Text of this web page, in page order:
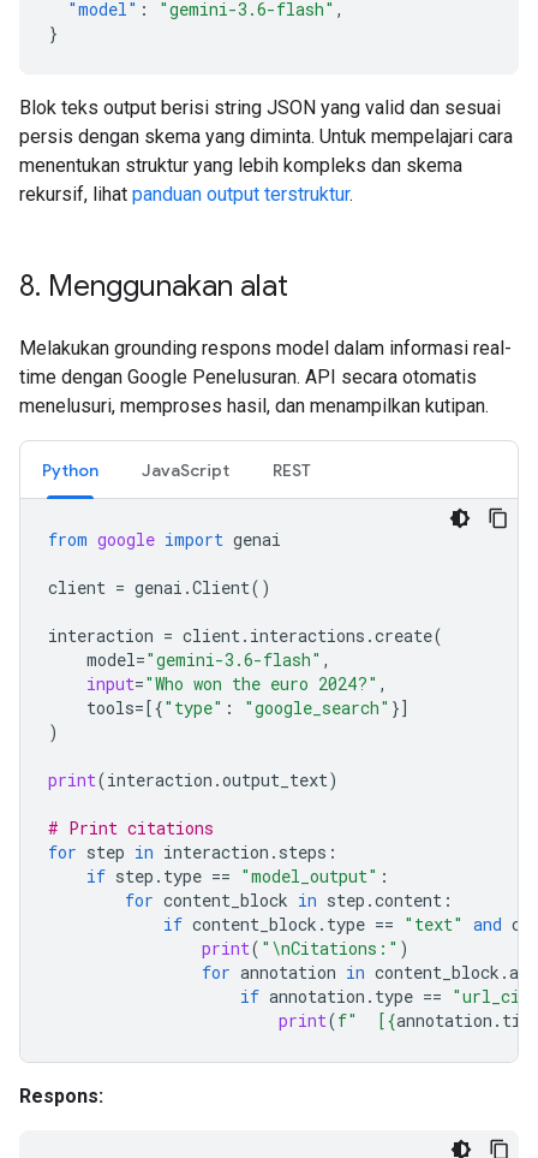
"model" : "gemini-3.6-flash" ,
}
Blok teks output berisi string JSON yang valid dan sesuai
persis dengan skema yang diminta. Untuk mempelajari cara
menentukan struktur yang lebih kompleks dan skema
rekursif, lihat panduan output terstruktur.
8. Menggunakan alat
Melakukan grounding respons model dalam informasi real-
time dengan Google Penelusuran. API secara otomatis
menelusuri, memproses hasil, dan menampilkan kutipan.
Python JavaScript REST
from google import genai
client = genai .Client()
interaction = client. interactions .create(
model="gemini-3.6-flash" ,
input="Who won the euro 2024?" ,
tools=[{"type" : "google_search" }]
)
print(interaction .output_text)
# Print citations
for step in interaction . steps :
if step . type == "model_output" :
for content_block in step .content :
if content_block . type == "text" and
print( " \nCitations:" )
for annotation in content_block .
if annotation . type ==
print(f"  [{annotation .
Respons: